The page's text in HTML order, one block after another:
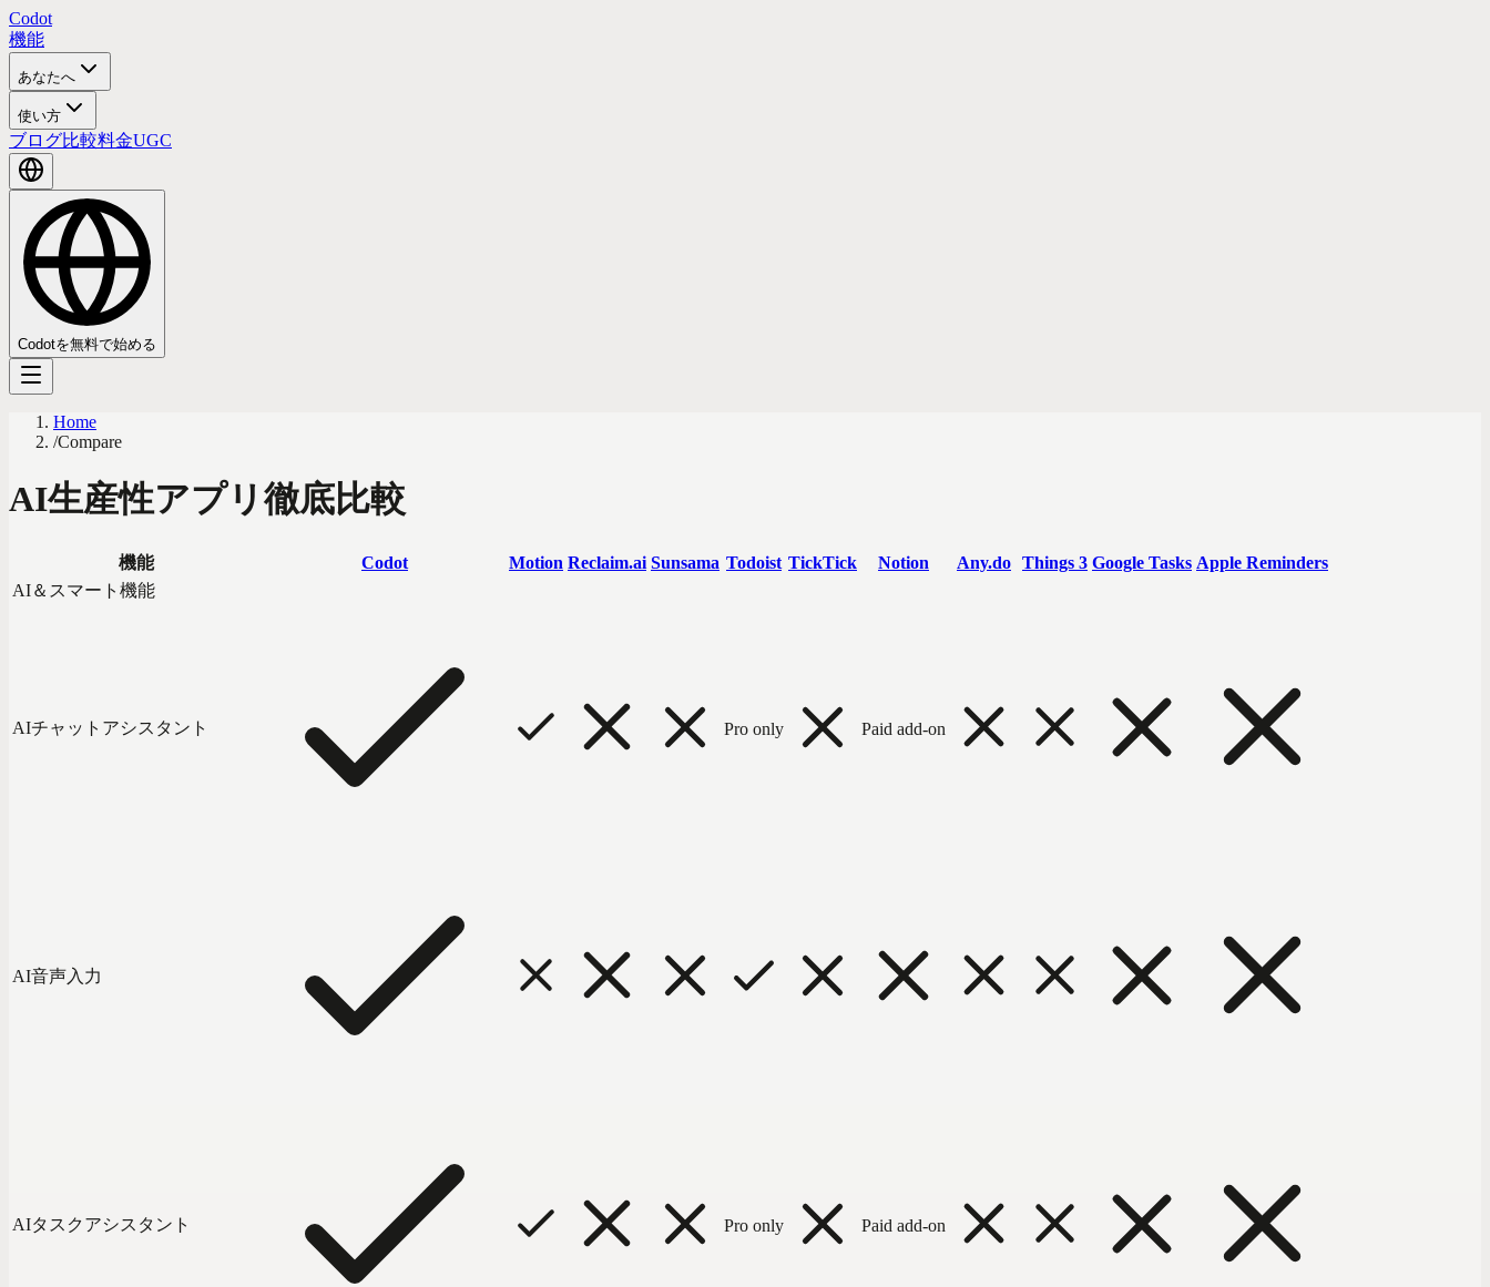
Codot
機能
あなたへ
使い方
ブログ比較料金UGC
Codotを無料で始める
Home
/Compare
AI生産性アプリ徹底比較
機能 Codot Motion Reclaim.ai Sunsama Todoist TickTick Notion Any.do Things 3 Google Tasks Apple Reminders
AI＆スマート機能
AIチャットアシスタント Pro only Paid add-on
AI音声入力
AIタスクアシスタント Pro only Paid add-on